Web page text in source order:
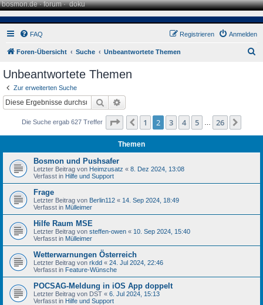
bosmon.de·forum·doku
FAQ Anmelden
Registrieren
Foren-Übersicht Suche Unbeantwortete Themen
Unbeantwortete Themen
Zur erweiterten Suche
Suche
Die Suche ergab 627 Treffer Seite von
Vorherige
1 2 3 4 5 26
Themen
Bosmon und Pushsafer
Letzter Beitrag von Heimzusatz « 8. Dez 2024, 13:08
Verfasst in Hilfe und Support
Frage
Letzter Beitrag von Berlin112 « 14. Sep 2024, 18:49
Verfasst in Mülleimer
Hilfe Raum MSE
Letzter Beitrag von steffen-owen « 10. Sep 2024, 15:40
Verfasst in Mülleimer
Wetterwarnungen Österreich
Letzter Beitrag von rkdd « 24. Jul 2024, 22:46
Verfasst in Feature-Wünsche
POCSAG-Meldung in iOS App doppelt
Letzter Beitrag von DST « 6. Jul 2024, 15:13
Verfasst in Hilfe und Support